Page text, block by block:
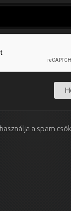
a spam